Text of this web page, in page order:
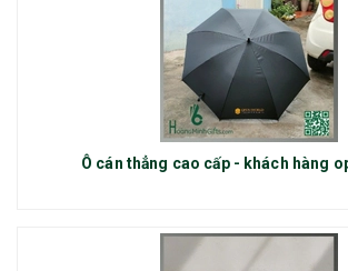
Ô cán thẳng cao cấp - khách hàng